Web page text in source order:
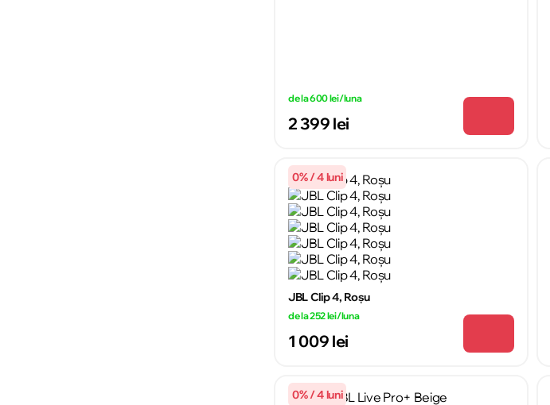
de la 600 lei/luna
2 399 lei
0% / 4 luni
JBL Clip 4, Roșu
de la 252 lei/luna
1 009 lei
0% / 4 luni